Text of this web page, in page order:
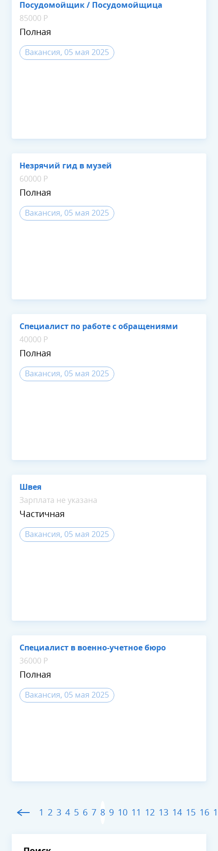
Посудомойщик / Посудомойщица
85000 Р
Полная
Вакансия, 05 мая 2025
Незрячий гид в музей
60000 Р
Полная
Вакансия, 05 мая 2025
Специалист по работе с обращениями
40000 Р
Полная
Вакансия, 05 мая 2025
Швея
Зарплата не указана
Частичная
Вакансия, 05 мая 2025
Специалист в военно-учетное бюро
36000 Р
Полная
Вакансия, 05 мая 2025
1 2 3 4 5 6 7 8 9 10 11 12 13 14 15 16